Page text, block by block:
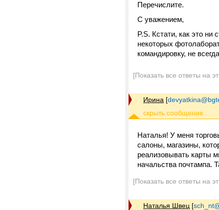
Перечислите.
С уважением,
P.S. Кстати, как это
некоторых
командировку, не
[Показать все ответы на
Ирина [
Наталья! У меня
салоны, магазины,
реализовывать карты
начальства почтампа.
[Показать все ответы на
Наталья Швец [